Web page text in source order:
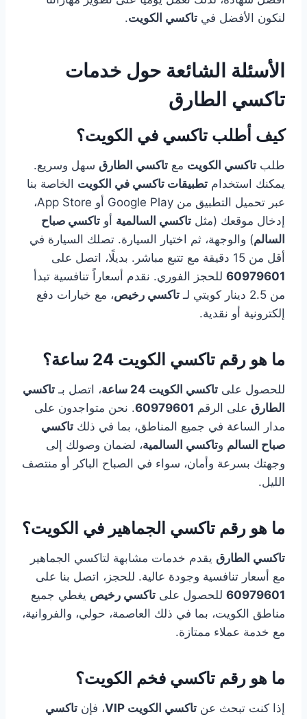
لنكون الأفضل في تاكسي الكويت.
الأسئلة الشائعة حول خدمات
تاكسي الطارق
كيف أطلب تاكسي في الكويت؟
طلب تاكسي الكويت مع تاكسي الطارق سهل وسريع.
يمكنك استخدام تطبيقات تاكسي في الكويت الخاصة بنا
عبر تحميل التطبيق من Google Play أو App Store،
إدخال موقعك (مثل تاكسي السالمية أو تاكسي صباح
السالم) والوجهة، ثم اختيار السيارة. تصلك السيارة في
أقل من 15 دقيقة مع تتبع مباشر. بديلًا، اتصل على
60979601 للحجز الفوري. نقدم أسعاراً تنافسية تبدأ
من 2.5 دينار كويتي لـ
تاكسي رخيص، مع خيارات دفع
إلكترونية أو نقدية.
ما هو رقم تاكسي الكويت 24 ساعة؟
للحصول على تاكسي الكويت 24 ساعة ، اتصل بـ تاكسي
الطارق على الرقم 60979601. نحن متواجدون على
مدار الساعة في جميع المناطق، بما في ذلك تاكسي
صباح السالم وتاكسي السالمية، لضمان وصولك إلى
وجهتك بسرعة وأمان، سواء في الصباح الباكر أو منتصف
الليل.
ما هو رقم تاكسي الجماهير في الكويت؟
تاكسي الطارق يقدم خدمات مشابهة لتاكسي الجماهير
مع أسعار تنافسية وجودة عالية. للحجز، اتصل بنا على
60979601 للحصول على تاكسي رخيص يغطي جميع
مناطق الكويت، بما في ذلك العاصمة، حولي، والفروانية،
مع خدمة عملاء ممتازة.
ما هو رقم تاكسي فخم الكويت؟
إذا كنت تبحث عن تاكسي الكويت VIP ، فإن تاكسي